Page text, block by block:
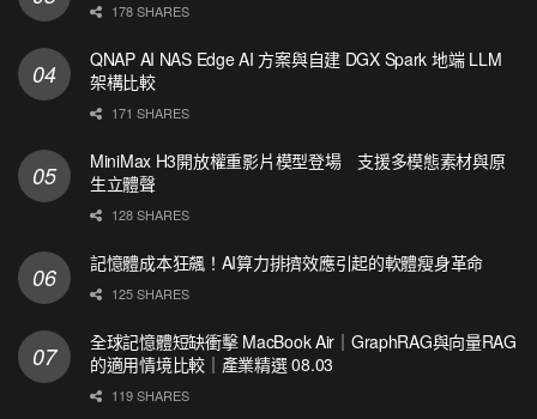
178 SHARES
QNAP AI NAS Edge AI 方案與自建 DGX Spark 地端 LLM
架構比較
171 SHARES
MiniMax H3開放權重影片模型登場 支援多模態素材與原
生立體聲
128 SHARES
記憶體成本狂飆！AI算力排擠效應引起的軟體瘦身革命
125 SHARES
全球記憶體短缺衝擊 MacBook Air｜GraphRAG與向量RAG
的適用情境比較｜產業精選 08.03
119 SHARES